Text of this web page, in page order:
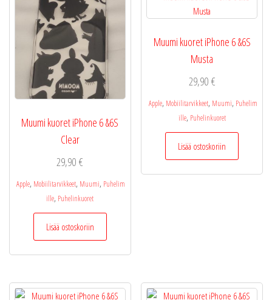
Muumi kuoret iPhone 6 &6S
Clear
29,90€
Apple, Mobiilitarvikkeet, Muumi, Puhelim
ille, Puhelinkuoret
Lisää ostoskoriin
Muumi kuoret iPhone 6 &6S
Musta
29,90 €
Apple, Mobiilitarvikkeet, Muumi, Puhelim
ille, Puhelinkuoret
Lisää ostoskoriin